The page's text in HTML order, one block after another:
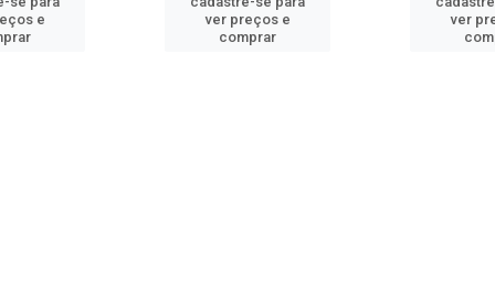
e
ver preços e
comprar
ver